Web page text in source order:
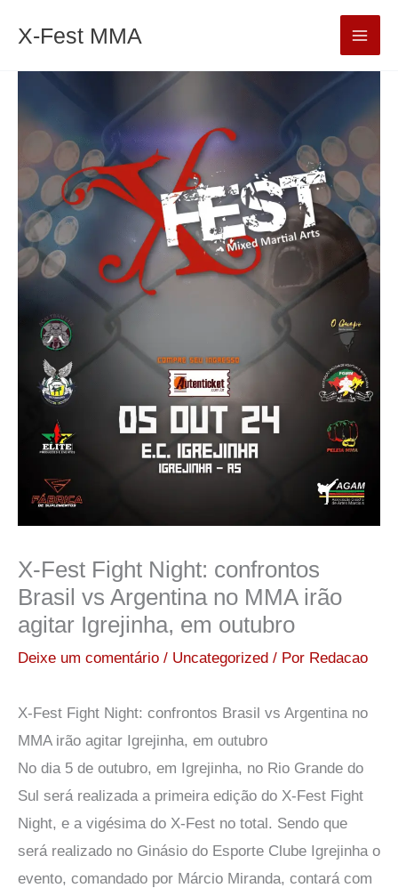
paraX-Fest MMA
X-Fest Fight Night: confrontos
Brasil vs Argentina no MMA irão
agitar Igrejinha, em outubro
Deixe um comentário / Uncategorized / Por Redacao
X-Fest Fight Night: confrontos Brasil vs Argentina no
MMA irão agitar Igrejinha, em outubro
No dia 5 de outubro, em Igrejinha, no Rio Grande do
Sul será realizada a primeira edição do X-Fest Fight
Night, e a vigésima do X-Fest no total. Sendo que
será realizado no Ginásio do Esporte Clube Igrejinha o
evento, comandado por Márcio Miranda, contará com